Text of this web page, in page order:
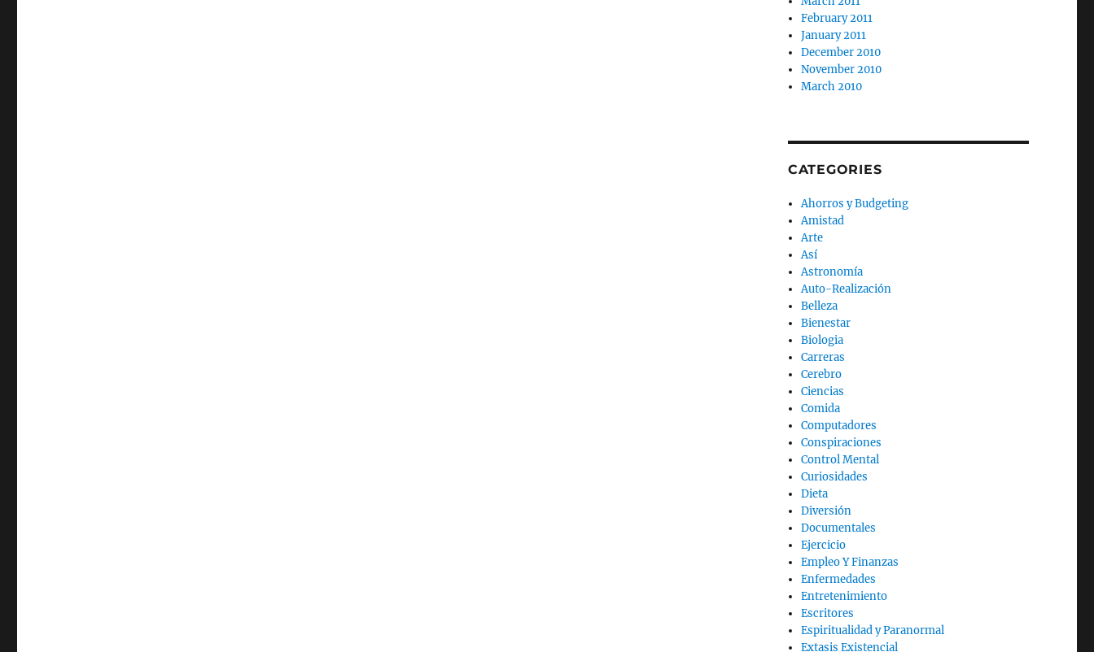
February 2011
January 2011
December 2010
November 2010
March 2010
CATEGORIES
Ahorros y Budgeting
Amistad
Arte
Así
Astronomía
Auto-Realización
Belleza
Bienestar
Biologia
Carreras
Cerebro
Ciencias
Comida
Computadores
Conspiraciones
Control Mental
Curiosidades
Dieta
Diversión
Documentales
Ejercicio
Empleo Y Finanzas
Enfermedades
Entretenimiento
Escritores
Espiritualidad y Paranormal
Extasis Existencial